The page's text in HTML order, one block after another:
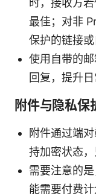
最佳；对非
保护的链接或
使用自带的
回复，提升日
附件与隐私保
附件通过端
持加密状态，
需要注意的
能需要付费计